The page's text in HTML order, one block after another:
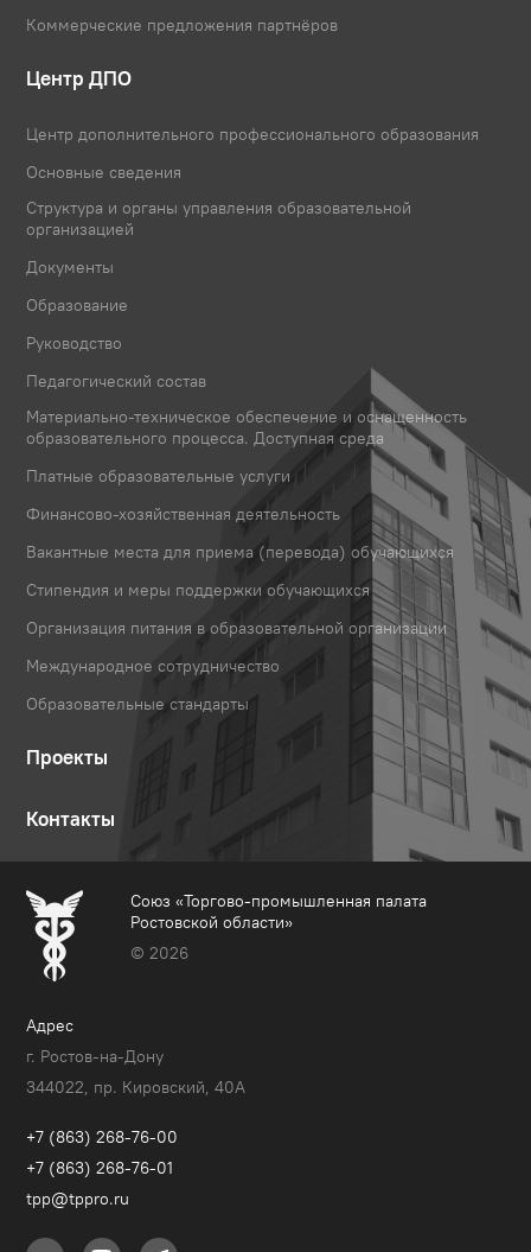
Коммерческие предложения партнёров
Центр ДПО
Центр дополнительного профессионального образования
Основные сведения
Структура и органы управления образовательной
организацией
Документы
Образование
Руководство
Педагогический состав
Материально-техническое обеспечение и оснащенность
образовательного процесса. Доступная среда
Платные образовательные услуги
Финансово-хозяйственная деятельность
Вакантные места для приема (перевода) обучающихся
Стипендия и меры поддержки обучающихся
Организация питания в образовательной организации
Международное сотрудничество
Образовательные стандарты
Проекты
Контакты
Союз «Торгово-промышленная палата
Ростовской области»
© 2026
Адрес
г. Ростов-на-Дону
344022, пр. Кировский, 40A
+7 (863) 268-76-00
+7 (863) 268-76-01
tpp@tppro.ru